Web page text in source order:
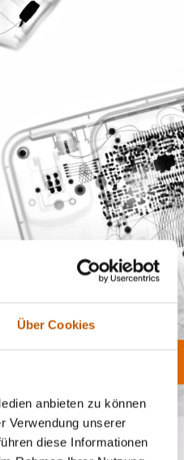
Über Cookies
anbieten zu können
Verwendung unserer
diese Informationen